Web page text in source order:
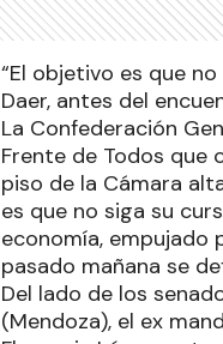
“El objetivo es que
Daer, antes del
La Confederación
Frente de Todos que
piso de la Cámara
es que no siga su
economía, empujado
pasado mañana se
Del lado de los
(Mendoza), el ex